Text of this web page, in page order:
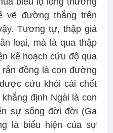
vẽ đường thẳng trên
Tương tự, thập giá
loại, mà là qua thập
kế hoạch cứu độ qua
đồng là con đường
cứu khỏi cái chết
định Ngài là con
sự sống đời đời (Ga
là biểu hiện của sự